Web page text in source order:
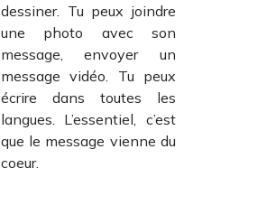
dessiner. Tu peux joindre
une photo avec son
message, envoyer un
message vidéo. Tu peux
écrire dans toutes les
langues. L’essentiel, c’est
que le message vienne du
coeur.